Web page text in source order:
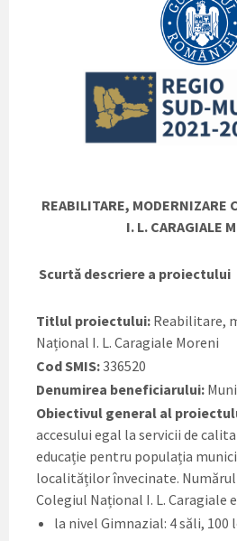
REABILITARE, MODERNIZARE
I. L. CARAGIALE
Scurtă descriere a proiectului
Titlul proiectului: Reabilitare,
Național I. L. Caragiale Moreni
Cod SMIS:336520
Denumirea beneficiarului:
Obiectivul general al
accesului egal la servicii de
educație pentru populația
localităților învecinate.
Colegiul Național I. L. Caragiale
la nivel Gimnazial: 4 săli, 100